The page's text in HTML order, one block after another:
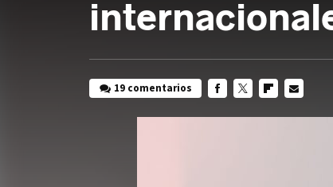
19 comentarios